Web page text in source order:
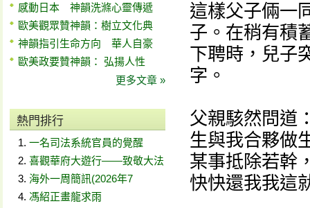
感動日本 神韻洗滌心靈傳遞
歐美觀眾贊神韻：樹立文化典
神韻指引生命方向 華人自豪
歐美政要贊神韻： 弘揚人性
更多文章 »
熱門排行
一名司法系統官員的覺醒
喜觀華府大遊行——致敬大法
海外一周簡訊(2026年7
馮紹正畫龍求雨
這樣父子倆一
子。在稍有積
下聘時，兒子
字。
父親駭然問道
生與我合夥做
某事抵除若幹
快快還我我這